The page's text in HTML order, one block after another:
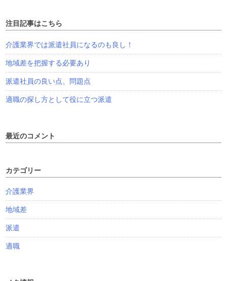
注目記事はこちら
介護業界では派遣社員になるのも良し！
地域差を把握する必要あり
派遣社員の良い点、問題点
適職の探し方として役に立つ派遣
最近のコメント
カテゴリー
介護業界
地域差
派遣
適職